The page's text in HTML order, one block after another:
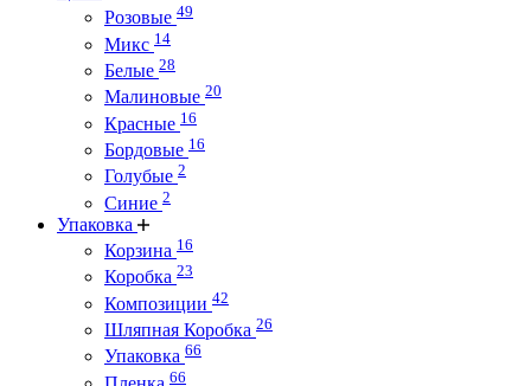
Розовые 49
Микс 14
Белые 28
Малиновые 20
Красные 16
Бордовые 16
Голубые 2
Синие 2
Упаковка
Корзина 16
Коробка 23
Композиции 42
Шляпная Коробка 26
Упаковка 66
66